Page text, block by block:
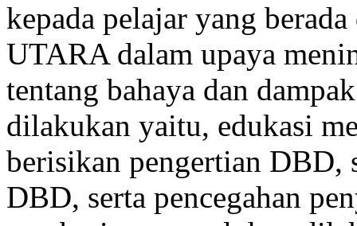
kepada pelajar yang
UTARA dalam upaya
tentang bahaya dan
dilakukan yaitu, edukasi
berisikan pengertian DBD,
DBD, serta pencegahan